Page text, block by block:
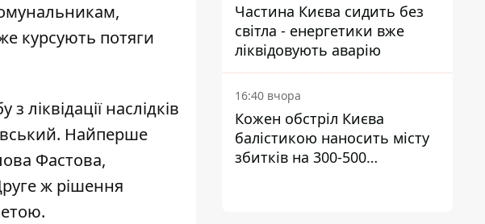
курсують потяги
наслідків
Найперше
Фастова,
ж рішення
Частина Києва сидить без
світла - енергетики вже
ліквідовують аварію
16:40 вчора
Кожен обстріл Києва
балістикою наносить місту
збитків на 300-500